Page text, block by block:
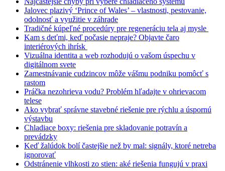
Jalovec plazivý ‘Prince of Wales’ – vlastnosti, pestovanie,
odolnosť a využitie v záhrade
Tradičné kúpeľné procedúry pre regeneráciu tela aj mysle
Kam s deťmi, keď počasie nepraje? Objavte čaro
interiérových ihrísk
Vizuálna identita a web rozhodujú o vašom úspechu v
digitálnom svete
Zamestnávanie cudzincov môže vášmu podniku pomôcť s
rastom
Práčka nezohrieva vodu? Problém hľadajte v ohrievacom
telese
Ako vybrať správne stavebné riešenie pre rýchlu a úspornú
výstavbu
Chladiace boxy: riešenia pre skladovanie potravín a
prevádzky
Keď žalúdok bolí častejšie než by mal: signály, ktoré netreba
ignorovať
Odstránenie vlhkosti zo stien: aké riešenia fungujú v praxi